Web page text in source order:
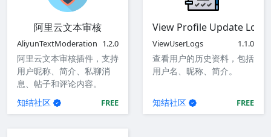
阿里云文本审核
AliyunTextModeration 1.2.0
阿里云文本审核插件，支持
用户昵称、简介、私聊消
息、帖子和评论内容。
知结社区
FREE
View Profile Update Logs
ViewUserLogs 1.1.0
查看用户的历史资料，包括
用户名、昵称、简介。
知结社区 FREE